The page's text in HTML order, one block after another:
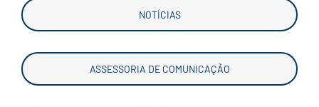
NOTÍCIAS
ASSESSORIA DE COMUNICAÇÃO